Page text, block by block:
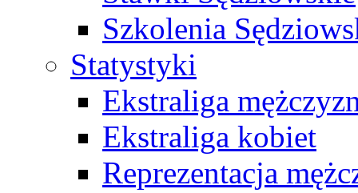
Szkolenia
Statystyki
Ekstraliga
Ekstraliga kobiet
Reprezentacja